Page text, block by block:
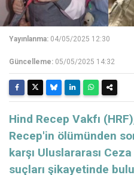
Yayınlanma: 04/05/2025 12:30
Güncelleme: 05/05/2025 14:32
Hind Recep Vakfı
Recep'in ölümünden
karşı Uluslararası
suçları şikayetinde